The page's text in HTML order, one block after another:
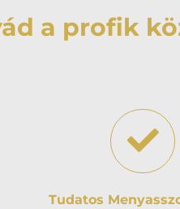
a profik
Tudatos